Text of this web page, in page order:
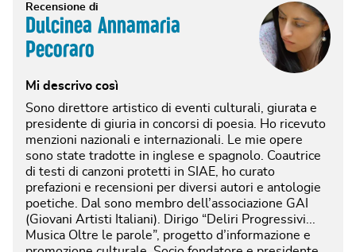
Recensione di
Dulcinea Annamaria
Pecoraro
Mi descrivo così
Sono direttore artistico di eventi culturali, giurata e
presidente di giuria in concorsi di poesia. Ho ricevuto
menzioni nazionali e internazionali. Le mie opere
sono state tradotte in inglese e spagnolo. Coautrice
di testi di canzoni protetti in SIAE, ho curato
prefazioni e recensioni per diversi autori e antologie
poetiche. Dal sono membro dell’associazione GAI
(Giovani Artisti Italiani). Dirigo “Deliri Progressivi...
Musica Oltre le parole”, progetto d’informazione e